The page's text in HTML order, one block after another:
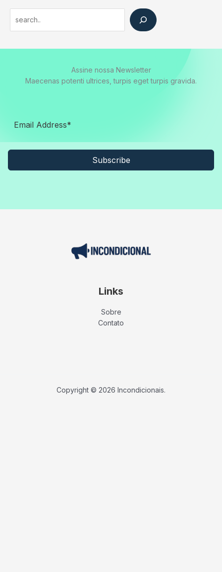
Assine nossa Newsletter
Maecenas potenti ultrices, turpis eget turpis gravida.
Subscribe
Links
Sobre
Contato
Copyright © 2026 Incondicionais.